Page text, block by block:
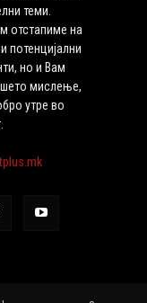
теми.
отстапиме на
потенцијални
но и Вам
мислење,
утре во